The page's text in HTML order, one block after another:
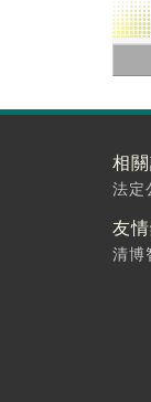
相
法定
友
清博